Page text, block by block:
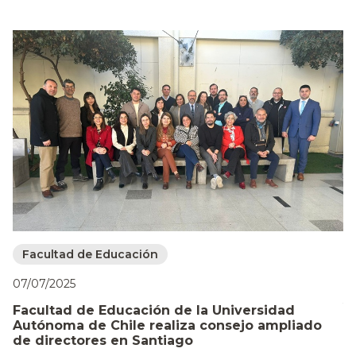
Facultad de Educación
07/07/2025
Facultad de Educación de la Universidad
Autónoma de Chile realiza consejo ampliado
de directores en Santiago